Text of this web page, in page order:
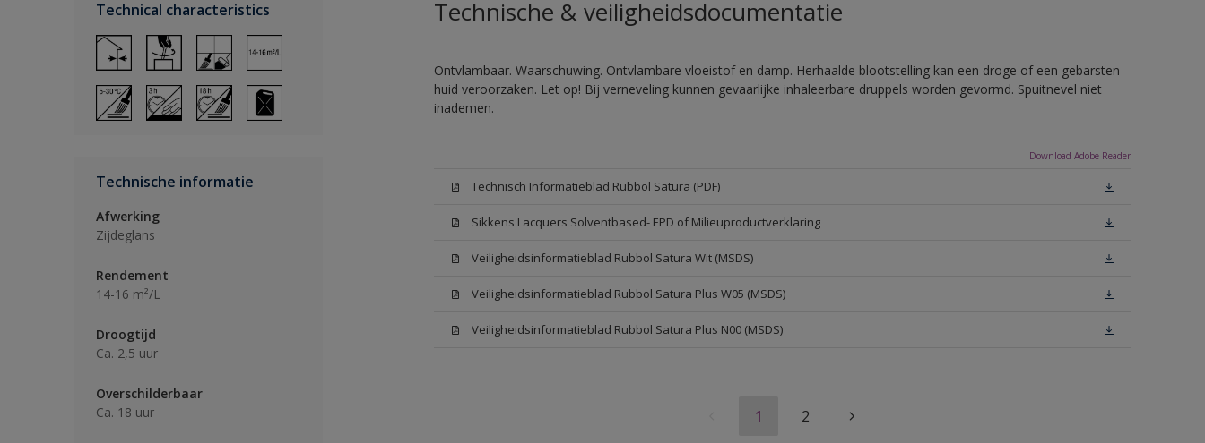
Technical characteristics
Technische informatie
Afwerking
Zijdeglans
Rendement
14-16 m²/L
Droogtijd
Ca. 2,5 uur
Overschilderbaar
Ca. 18 uur
Technische & veiligheidsdocumentatie
Ontvlambaar. Waarschuwing. Ontvlambare vloeistof en damp. Herhaalde blootstelling kan een droge of een gebarsten
huid veroorzaken. Let op! Bij verneveling kunnen gevaarlijke inhaleerbare druppels worden gevormd. Spuitnevel niet
inademen.
Download Adobe Reader
Technisch Informatieblad Rubbol Satura (PDF)
Sikkens Lacquers Solventbased- EPD of Milieuproductverklaring
Veiligheidsinformatieblad Rubbol Satura Wit (MSDS)
Veiligheidsinformatieblad Rubbol Satura Plus W05 (MSDS)
Veiligheidsinformatieblad Rubbol Satura Plus N00 (MSDS)
1 2